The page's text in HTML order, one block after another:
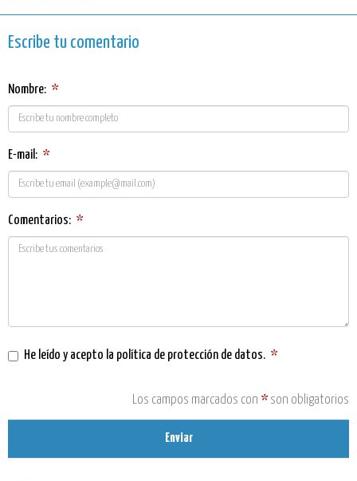
Escribe tu comentario
Nombre: *
E-mail: *
Comentarios: *
He leído y acepto la política de protección de datos. *
Los campos marcados con * son obligatorios
Enviar